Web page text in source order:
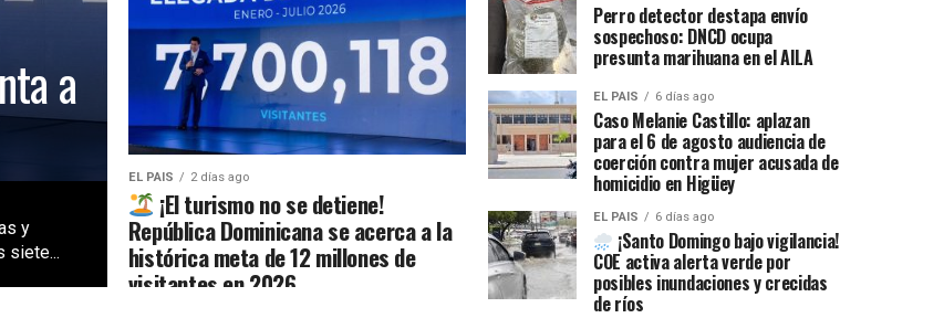
a
y
siete...
EL PAIS 2 días ago
¡El turismo no se detiene!
República Dominicana se acerca a la
histórica meta de 12 millones de
visitantes en 2026
Perro detector destapa envío
sospechoso: DNCD ocupa
presunta marihuana en el AILA
EL PAIS 6 días ago
Caso Melanie Castillo: aplazan
para el 6 de agosto audiencia de
coerción contra mujer acusada de
homicidio en Higüey
EL PAIS 6 días ago
¡Santo Domingo bajo vigilancia!
COE activa alerta verde por
posibles inundaciones y crecidas
de ríos